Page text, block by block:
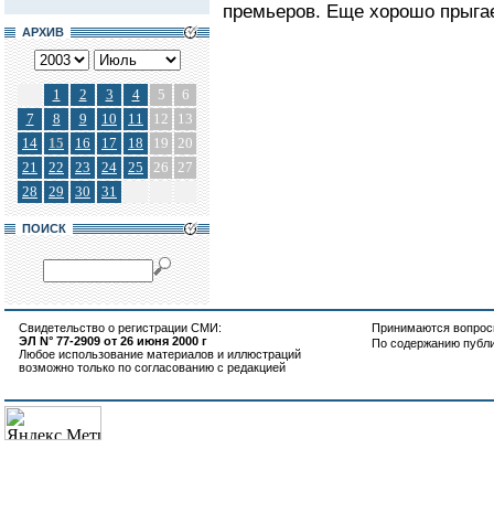
АРХИВ
1 2 3 4 5
6
7
8 9 10 11 12
13
14
15 16 17 18 19 20
21
22 23 24 25 26 27
28
29 30 31
ПОИСК
премьеров. Еще хорошо
Свидетельство о регистрации СМИ:
ЭЛ N° 77-2909 от 26 июня 2000 г
Любое использование материалов и иллюстраций
возможно только по согласованию с редакцией
Принимаются
По содержанию